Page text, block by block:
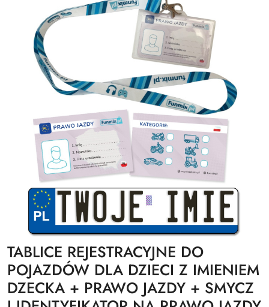
TABLICE REJESTRACYJNE DO
POJAZDÓW DLA DZIECI Z IMIENIEM
DZECKA + PRAWO JAZDY + SMYCZ